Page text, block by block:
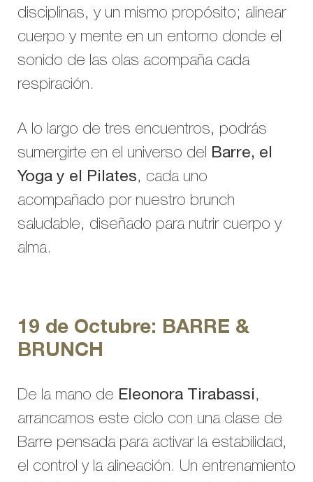
disciplinas, y un mismo propósito; alinear
cuerpo y mente en un entorno donde el
sonido de las olas acompaña cada
respiración.
A lo largo de tres encuentros, podrás
sumergirte en el universo del Barre, el
Yoga y el Pilates, cada uno
acompañado por nuestro brunch
saludable, diseñado para nutrir cuerpo y
alma.
19 de Octubre: BARRE &
BRUNCH
De la mano de Eleonora Tirabassi,
arrancamos este ciclo con una clase de
Barre pensada para activar la estabilidad,
el control y la alineación. Un entrenamiento